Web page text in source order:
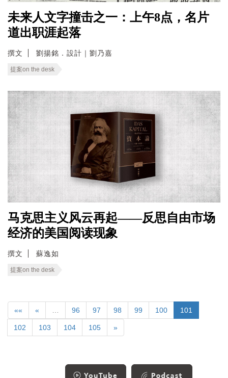
未来人文字撞击之一：上午8点，名片
道出职涯起落
撰文 劉揚銘．設計｜劉乃嘉
提案on the desk
马克思主义风云再起——反思自由市场
经济的美国阅读现象
撰文 蘇逸如
提案on the desk
«« « 96 97 98 99 100 101
102 103 104 105 »